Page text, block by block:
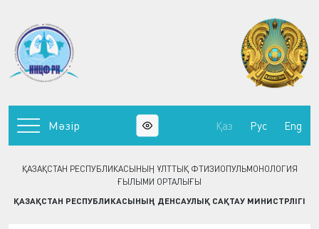
ҚАЗАҚСТАН РЕСПУБЛИКАСЫНЫҢ ҰЛТТЫҚ ФТИЗИОПУЛЬМОНОЛОГИЯ
ҒЫЛЫМИ ОРТАЛЫҒЫ
ҚАЗАҚСТАН РЕСПУБЛИКАСЫНЫҢ ДЕНСАУЛЫҚ САҚТАУ МИНИСТРЛІГІ
Мәзір Қаз Рус Eng